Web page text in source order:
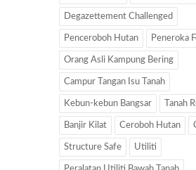
Degazettement Challenged
Penceroboh Hutan Peneroka
Orang Asli Kampung Bering
Campur Tangan Isu Tanah
Kebun-kebun Bangsar Tanah
Banjir Kilat Ceroboh Hutan
Structure Safe Utiliti